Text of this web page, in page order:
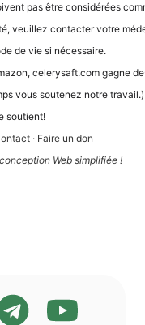
pas être con­sidé­rées
veuil­lez cont­ac­ter vot­re
de vie si nécessaire.
cele​ry​saft​.com gagne
vous sou­te­n­ez not­re travail.)
soutient!
· Fai­re un don
Web simplifiée !